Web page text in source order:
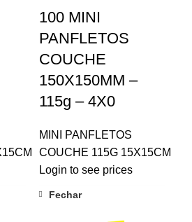
100 MINI
PANFLETOS
COUCHE
150X150MM –
115g – 4X0
MINI PANFLETOS
COUCHE 115G 15X15CM
Login to see prices
Fechar